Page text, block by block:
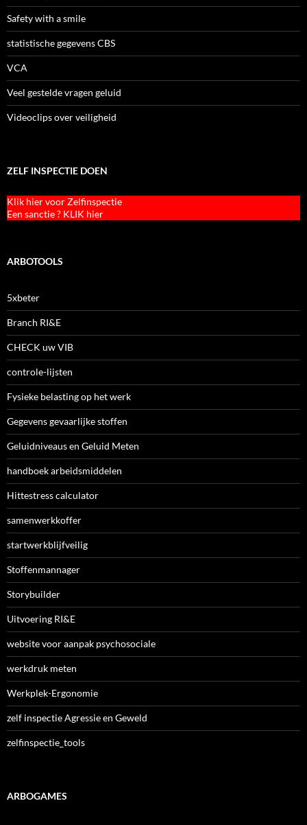
Safety with a smile
statistische gegevens CBS
VCA
Veel gestelde vragen geluid
Videoclips over veiligheid
ZELF INSPECTIE DOEN
Klik hier voor Zelfinspectie
Een sanctie ? KLIK hier
ARBOTOOLS
5xbeter
Branch RI&E
CHECK uw VIB
controle-lijsten
Fysieke belasting op het werk
Gegevens gevaarlijke stoffen
Geluidniveaus en Geluid Meten
handboek arbeidsmiddelen
Hittestress calculator
samenwerkkoffer
startwerkblijfveilig
Stoffenmannager
Storybuilder
Uitvoering RI&E
website voor aanpak psychosociale
werkdruk meten
Werkplek-Ergonomie
zelf inspectie Agressie en Geweld
zelfinspectie_tools
ARBOGAMES